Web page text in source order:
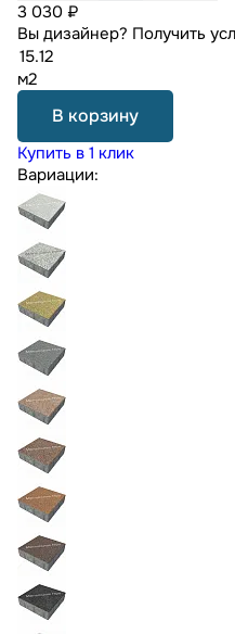
3 030 ₽
Вы дизайнер? Получить
м2
В корзину
Купить в 1 клик
Вариации: